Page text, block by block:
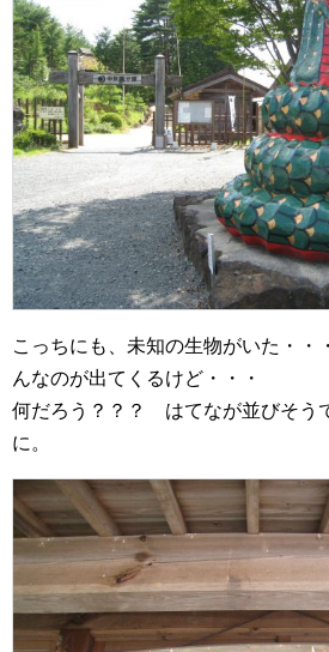
こっちにも、未知の生物がいた・・
んなのが出てくるけど・・・
何だろう？？？ はてなが並びそう
に。